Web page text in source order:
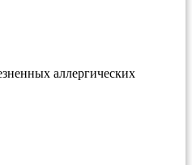
аллергических